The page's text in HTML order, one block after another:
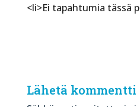
<li>Ei tapahtumia tässä
Lähetä kommentti